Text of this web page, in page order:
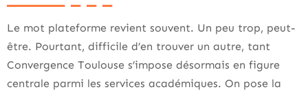
Le mot plateforme revient souvent. Un peu trop, peut-
être. Pourtant, difficile d’en trouver un autre, tant
Convergence Toulouse s’impose désormais en figure
centrale parmi les services académiques. On pose la